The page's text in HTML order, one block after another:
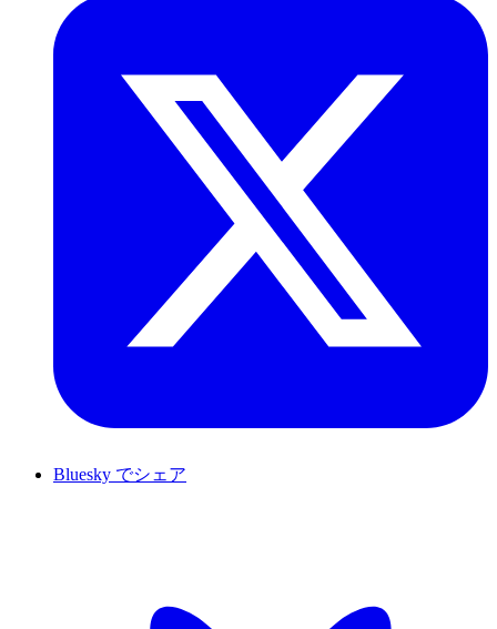
Bluesky でシェア